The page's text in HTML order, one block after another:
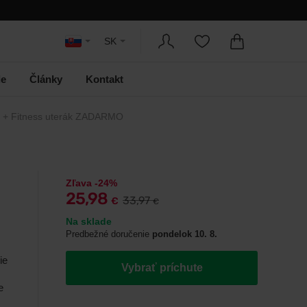
SK
Články Kontakt
Fitness uterák ZADARMO
Zľava -24%
25,98 € 33,97€
Na sklade
Predbežné doručenie pondelok 10. 8.
Vybrať príchute